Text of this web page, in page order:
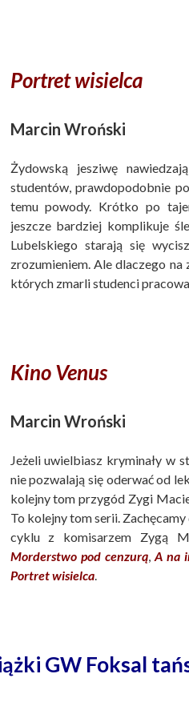
Portret wisielca
Marcin Wroński
Żydowską jesziwę
studentów, prawdopodobnie
temu powody. Krótko po
jeszcze bardziej komplikuje
Lubelskiego starają się
zrozumieniem. Ale dlaczego
których zmarli studenci
Kino Venus
Marcin Wroński
Jeżeli uwielbiasz kryminały w
nie pozwalają się oderwać od
kolejny tom przygód Zygi
To kolejny tom serii.
cyklu z komisarzem Zygą
Morderstwo pod cenzurą, A na
Portret wisielca.
GW Foksal